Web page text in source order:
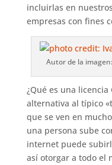
incluirlas en
empresas con fines
Autor de la imagen:
¿Qué es una licencia
alternativa al típico
que se ven en
una persona sube
internet puede
así otorgar a todo el